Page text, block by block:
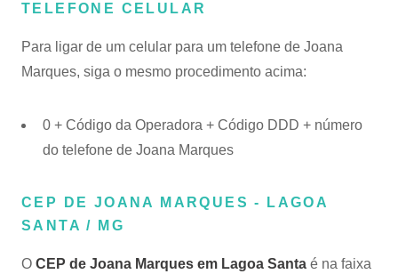
TELEFONE CELULAR
Para ligar de um celular para um telefone de Joana
Marques, siga o mesmo procedimento acima:
0 + Código da Operadora + Código DDD + número
do telefone de Joana Marques
CEP DE JOANA MARQUES - LAGOA
SANTA / MG
O CEP de Joana Marques em Lagoa Santa é na faixa